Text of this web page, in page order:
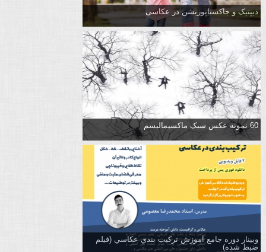
دیپتیک و جاکستا‌پوزیشن در عکاسی
60 نمونه عکس سبک ماکسیمالیسم
وبینار دوره جامع آموزش تركيب بندي عكاسي (فیلم
ضبط شده)